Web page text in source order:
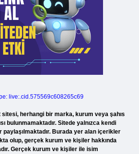
live:.cid.575569c608265c69
sitesi, herhangi bir marka, kurum veya şahıs
bulunmamaktadır. Sitede yalnızca kendi
paylaşılmaktadır. Burada yer alan içerikler
olup, gerçek kurum ve kişiler hakkında
Gerçek kurum ve kişiler ile isim